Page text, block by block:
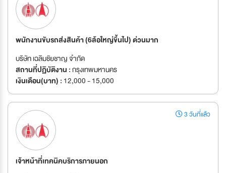
พนักงานขับรถส่งสินค้า (6ล้อใหญ่ขึ้นไป) ด่วนมาก
บริษัท เฉลิมชัยชาญ จำกัด
สถานที่ปฏิบัติงาน :กรุงเทพมหานคร
เงินเดือน(บาท) : 12,000 - 15,000
3 วันที่แล้ว
เจ้าหน้าที่เทคนิคบริการภายนอก